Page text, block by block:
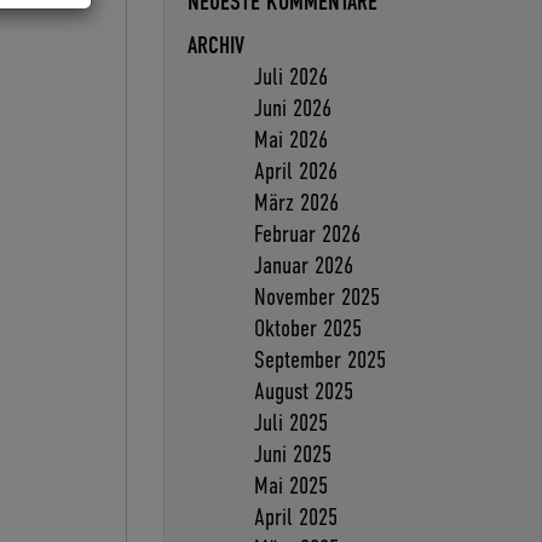
ARCHIV
Juli 2026
Juni 2026
Mai 2026
April 2026
März 2026
Februar 2026
Januar 2026
November 2025
Oktober 2025
September 2025
August 2025
Juli 2025
Juni 2025
Mai 2025
April 2025